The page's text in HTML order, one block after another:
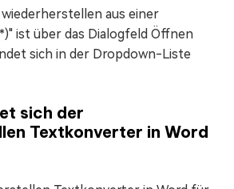
aus einer
ist über das Dialogfeld Öffnen
sich in der Dropdown-Liste
sich der
Textkonverter in Word